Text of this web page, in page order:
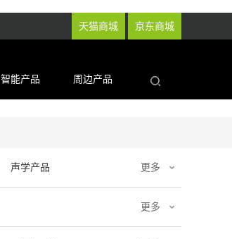
天猫商城 京东商城
智能产品 周边产品
声学产品 更多
更多